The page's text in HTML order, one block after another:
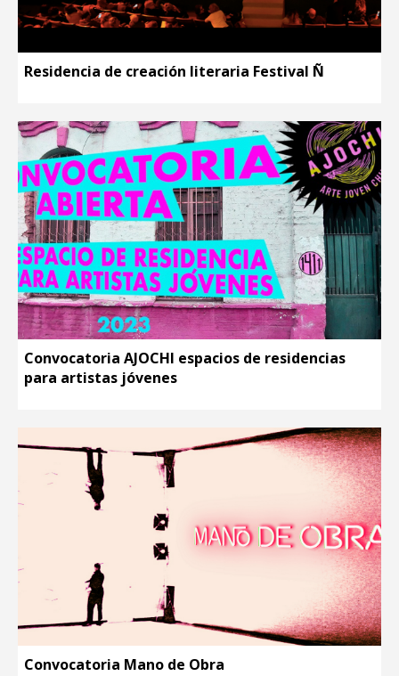
Residencia de creación literaria Festival Ñ
Convocatoria AJOCHI espacios de residencias
para artistas jóvenes
Convocatoria Mano de Obra